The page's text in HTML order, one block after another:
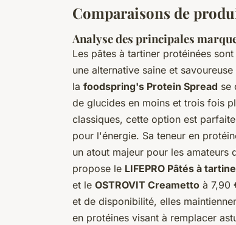
Comparaisons de
Analyse des principales
Les pâtes à tartiner protéinées
une alternative saine et savoureuse
la foodspring's Protein Spread se
de glucides en moins et trois fois
classiques, cette option est
pour l'énergie. Sa teneur en
un atout majeur pour les
propose le LIFEPRO Pâtés à
et le OSTROVIT Creametto à 7,90
et de disponibilité, elles
en protéines visant à remplacer